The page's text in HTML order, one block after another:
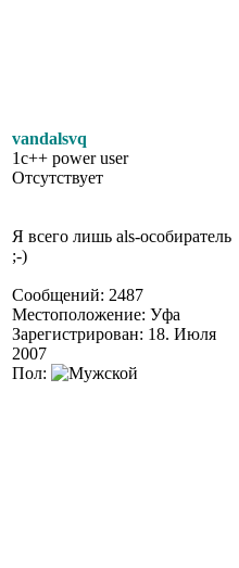
vandalsvq
1c++ power user
Отсутствует
Я всего лишь als-особиратель
;-)
Сообщений: 2487
Местоположение: Уфа
Зарегистрирован: 18. Июля
2007
Пол: